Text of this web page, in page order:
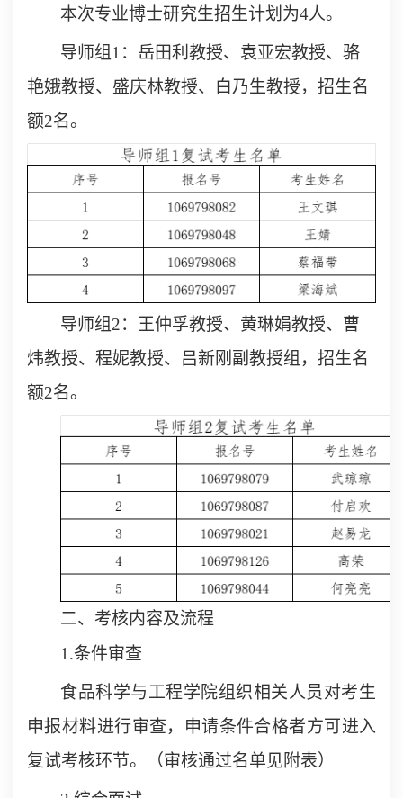
本次专业博士研究生招生计划为4人。
导师组1：岳田利教授、袁亚宏教授、 骆
艳娥教授、盛庆林教授、白乃生教授， 招生名
额2名。
导师组2：王仲孚教授、黄琳娟教授、曹
炜教授、程妮教授、吕新刚副教授组，招生名
额2名。
二、考核内容及流程
1.条件审查
食品科学与工程学院组织相关人员对考生
申报材料进行审查，申请条件合格者方可进入
复试考核环节。（审核通过名单见附表）